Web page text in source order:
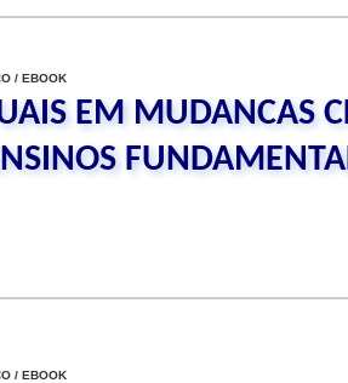
/ EBOOK
EM MUDANCAS
/ EBOOK